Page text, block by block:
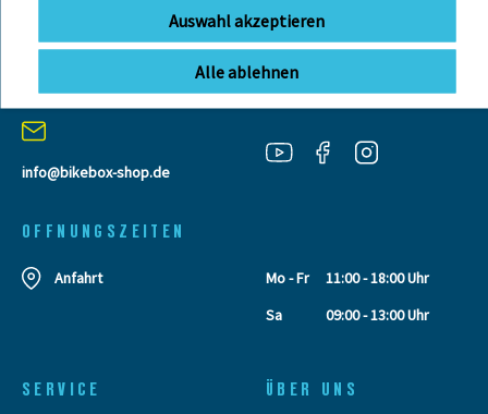
Stuttgarter Str. 72 78628 Rottweil-
info@bikebox-shop.de
0741 206770-00
Telefonzeiten:
Mo-Fr: 09:00 - 12:00 Uhr
OFFNUNGSZEITEN
Anfahrt Mo - Fr
11:00 - 18:00 Uhr
Sa
09:00 - 13:00 Uhr
SERVICE
ÜBER UNS
Auswahl akzeptieren
Alle ablehnen